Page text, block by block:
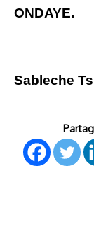
ONDAYE.
Sableche